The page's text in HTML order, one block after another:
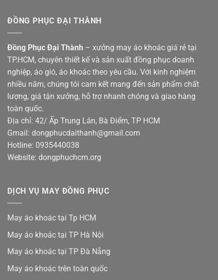
ĐỒNG PHỤC ĐẠI THÀNH
Đồng Phục Đại Thành – xưởng may áo khoác giá rẻ tại
TP.HCM, chuyên thiết kế và sản xuất đồng phục doanh
nghiệp, áo gió, áo khoác theo yêu cầu. Với kinh nghiệm
nhiều năm, chúng tôi cam kết mang đến sản phẩm chất
lượng, giá tận xưởng, hỗ trợ nhanh chóng và giao hàng
toàn quốc.
Địa chỉ: 42/ Ấp Trung Lân, Bà Điểm, TP HCM
Gmail: dongphucdaithanh@gmail.com
Hotline: 0935440038
Website: dongphuchcm.org
DỊCH VỤ MAY ĐỒNG PHỤC
May áo khoác tại Tp HCM
May áo khoác tại TP Hà Nội
May áo khoác tại TP Đà Nẵng
May áo khoác trên toàn quốc